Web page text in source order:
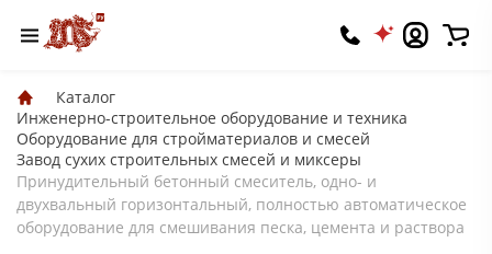
Каталог
Инженерно-строительное оборудование и техника
Оборудование для стройматериалов и смесей
Завод сухих строительных смесей и миксеры
Принудительный бетонный смеситель, одно- и
двухвальный горизонтальный, полностью автоматическое
оборудование для смешивания песка, цемента и раствора